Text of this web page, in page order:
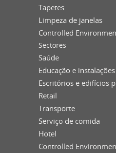
Tapetes
Limpeza de janelas
Controlled
Sectores
Saúde
Educação e
Escritórios e edifícios
Retail
Transporte
Serviço de comida
Hotel
Controlled